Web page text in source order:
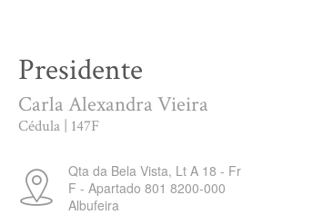
Presidente
Carla Alexandra Vieira
Cédula | 147F
Qta da Bela Vista, Lt A 18 - Fr
F - Apartado 801 8200-000
Albufeira